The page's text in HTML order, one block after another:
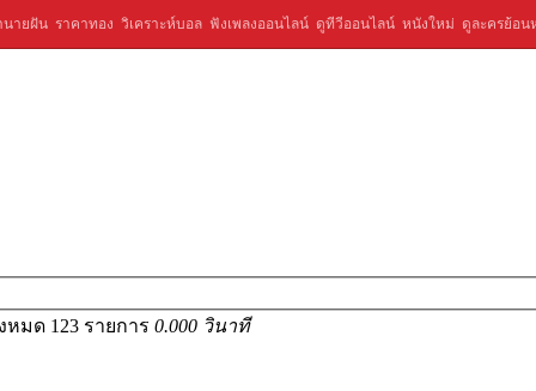
นายฝัน ราคาทอง วิเคราะห์บอล ฟังเพลงออนไลน์ ดูทีวีออนไลน์ หนังใหม่ ดูละครย้อน
หมด 123 รายการ 0.000 วินาที